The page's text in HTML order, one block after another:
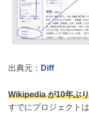
出典元： Diff
Wikipedia が10年ぶ
すでにプロジェクト